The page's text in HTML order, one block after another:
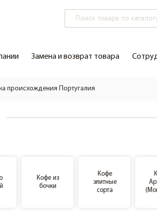
Замена и возврат товара
происхождения Португалия
Кофе из
бочки
Кофе
элитные
сорта